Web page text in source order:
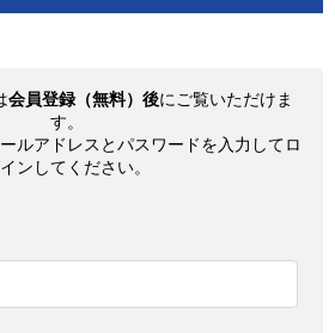
会員登録（無料）後にご覧いただけま
す。
ルアドレスとパスワードを入力してロ
ンしてください。